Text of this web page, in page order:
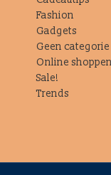
Fashion
Gadgets
Geen categorie
Online shoppen
Sale!
Trends